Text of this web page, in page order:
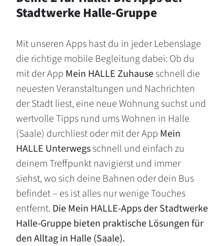
Stadtwerke Halle-Gruppe
Mit unseren Apps hast du in jeder Lebenslage
die richtige mobile Begleitung dabei: Ob du
mit der App Mein HALLE Zuhauseschnell die
neuesten Veranstaltungen und Nachrichten
der Stadt liest, eine neue Wohnung suchst und
wertvolle Tipps rund ums Wohnen in Halle
(Saale) durchliest oder mit der App Mein
HALLE Unterwegsschnell und einfach zu
deinem Treffpunkt navigierst und immer
siehst, wo sich deine Bahnen oder dein Bus
befindet – es ist alles nur wenige Touches
entfernt. Die Mein HALLE-Apps der Stadtwerke
Halle-Gruppe bieten praktische Lösungen für
den Alltag in Halle (Saale).